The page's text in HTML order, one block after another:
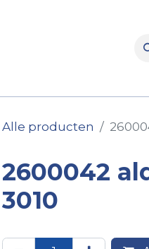
Alle producten
2600042
3010